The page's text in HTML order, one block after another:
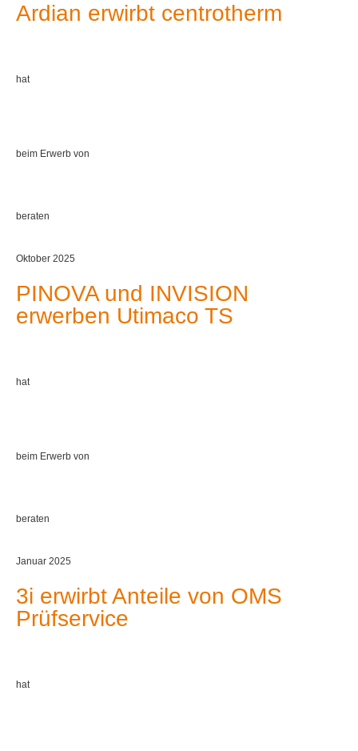
Ardian erwirbt centrotherm
hat
beim Erwerb von
beraten
Oktober 2025
PINOVA und INVISION
erwerben Utimaco TS
hat
beim Erwerb von
beraten
Januar 2025
3i erwirbt Anteile von OMS
Prüfservice
hat